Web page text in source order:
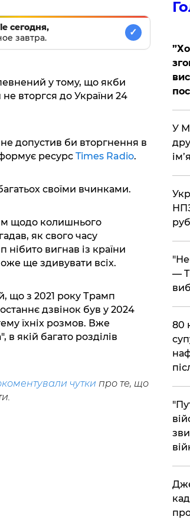
сегодня,
завтра.
✓
у тому, що якби
вторгся до України 24
допустив би вторгнення в
ресурс Times Radio.
своїми вчинками.
щодо колишнього
як свого часу
вигнав із країни
ще здивувати всіх.
що з 2021 року Трамп
дзвінок був у 2024
їхніх розмов. Вже
якій багато розділів
чутки про те, що
​У
ім’я
—
​80